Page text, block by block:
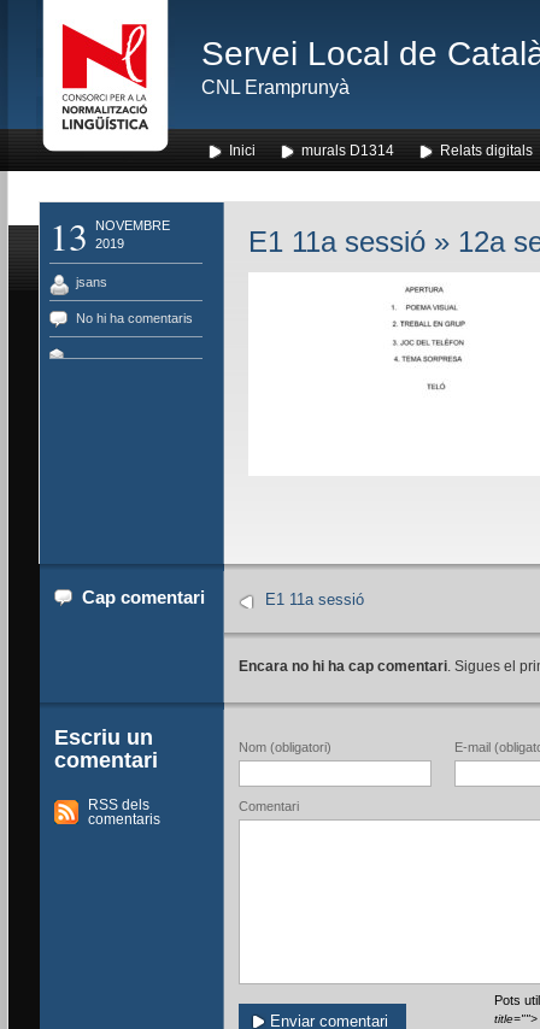
Servei Local de
CNL Eramprunyà
Inici murals D1314 Relats digitals
13
NOVEMBRE
2019
jsans
No hi ha comentaris
E1 11a sessió» 12a
Cap comentari E1 11a sessió
Encara no hi ha cap comentari. Sigues el
Escriu un
comentari
RSS dels
comentaris
Nom (obligatori) E-mail
Comentari
Pots